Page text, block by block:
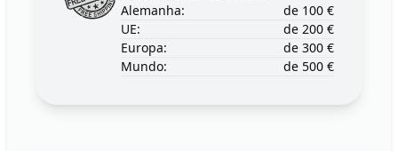
Alemanha:
de 100 €
UE:
de 200 €
Europa:
de 300 €
Mundo:
de 500 €